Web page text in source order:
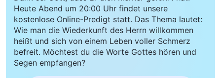
Heute Abend um 20:00 Uhr findet unsere
kostenlose Online-Predigt statt. Das Thema lautet:
Wie man die Wiederkunft des Herrn willkommen
heißt und sich von einem Leben voller Schmerz
befreit. Möchtest du die Worte Gottes hören und
Segen empfangen?